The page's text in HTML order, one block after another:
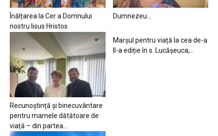
Înălțarea la Cer a Domnului
nostru Iisus Hristos
Dumnezeu…
Recunoștință și binecuvântare
pentru mamele dătătoare de
viață – din partea...
Marșul pentru viață la cea de-a
II-a ediție în s. Lucășeuca,...